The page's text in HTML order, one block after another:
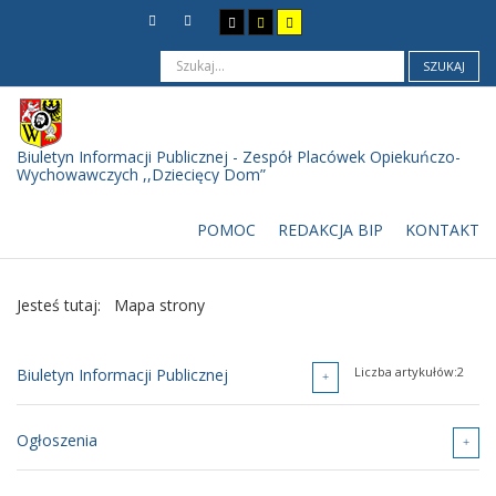
SZUKAJ
Biuletyn Informacji Publicznej - Zespół Placówek Opiekuńczo-
Wychowawczych ,,Dziecięcy Dom”
POMOC REDAKCJA BIP KONTAKT
Jesteś tutaj: Mapa strony
Biuletyn Informacji Publicznej Liczba artykułów:2
Podstawowe informacje
Ogłoszenia